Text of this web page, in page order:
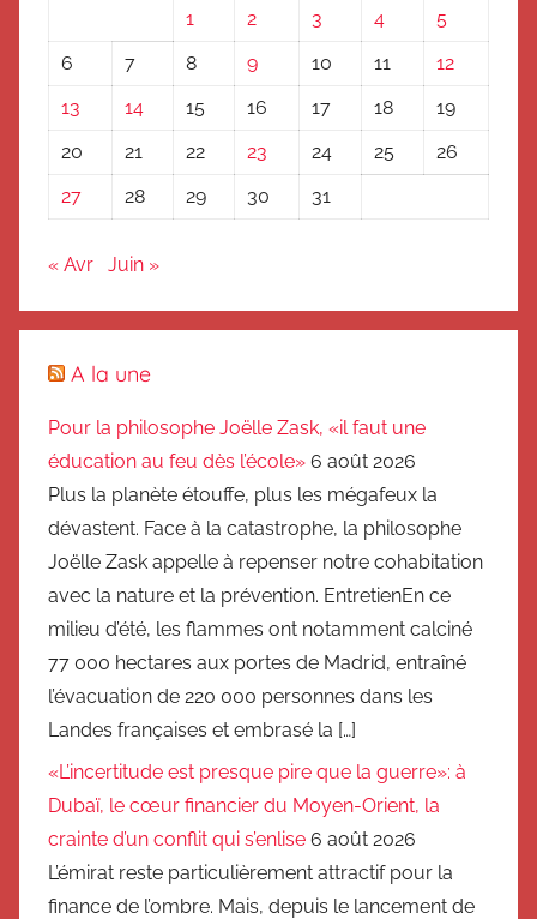
1
2 3 4
5
6
7 8 9 10 11
12
13
14 15 16 17 18
19
20
21 22 23 24 25
26
27
28 29 30 31
« Avr Juin »
A la une
Pour la philosophe Joëlle Zask, «il faut une
éducation au feu dès l’école» 6 août 2026
Plus la planète étouffe, plus les mégafeux la
dévastent. Face à la catastrophe, la philosophe
Joëlle Zask appelle à repenser notre cohabitation
avec la nature et la prévention. EntretienEn ce
milieu d’été, les flammes ont notamment calciné
77 000 hectares aux portes de Madrid, entraîné
l’évacuation de 220 000 personnes dans les
Landes françaises et embrasé la […]
«L’incertitude est presque pire que la guerre»: à
Dubaï, le cœur financier du Moyen-Orient, la
crainte d’un conflit qui s’enlise 6 août 2026
L’émirat reste particulièrement attractif pour la
finance de l’ombre. Mais, depuis le lancement de